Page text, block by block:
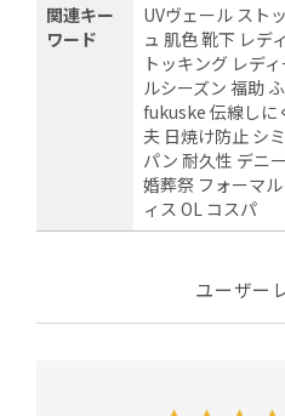
関連キー
ワード
UVヴェール スト
ュ 肌色 靴下 レデ
トッキング レデ
ルシーズン 福助
fukuske 伝線しに
夫 日焼け防止 シ
パン 耐久性 デニ
婚葬祭 フォーマ
ィス OL コスパ
ユーザー